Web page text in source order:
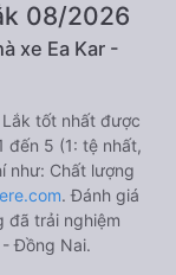
08/2026
xe Ea Kar -
tốt nhất được
đến 5 (1: tệ nhất,
như: Chất lượng
. Đánh giá
đã trải nghiệm
Đồng Nai.